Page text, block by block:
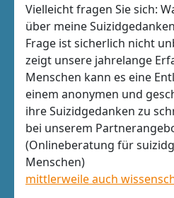
Vielleicht fragen Sie sich:
über meine
Frage ist sicherlich nicht
zeigt unsere jahrelange
Menschen kann es eine
einem anonymen und
ihre Suizidgedanken zu
bei unserem
(Onlineberatung für
Menschen)
mittlerweile auch